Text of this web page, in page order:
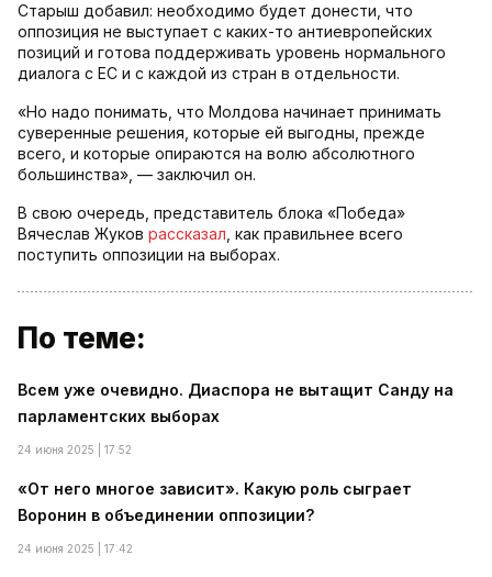
Старыш добавил: необходимо будет донести, что
оппозиция не выступает с каких-то антиевропейских
позиций и готова поддерживать уровень нормального
диалога с ЕС и с каждой из стран в отдельности.
«Но надо понимать, что Молдова начинает принимать
суверенные решения, которые ей выгодны, прежде
всего, и которые опираются на волю абсолютного
большинства», — заключил он.
В свою очередь, представитель блока «Победа»
Вячеслав Жуков рассказал , как правильнее всего
поступить оппозиции на выборах.
По теме:
Всем уже очевидно. Диаспора не вытащит Санду на
парламентских выборах
24 июня 2025 | 17:52
«От него многое зависит». Какую роль сыграет
Воронин в объединении оппозиции?
24 июня 2025 | 17:42